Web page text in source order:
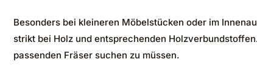
Besonders bei kleineren Möbelstücken oder im
strikt bei Holz und entsprechenden
passenden Fräser suchen zu müssen.